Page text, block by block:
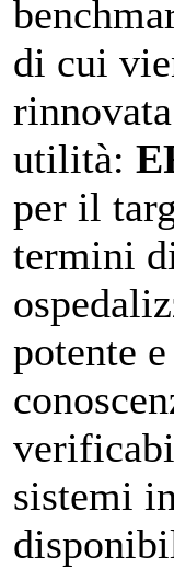
di cui
utilità:
per il
termini
potente
sistemi